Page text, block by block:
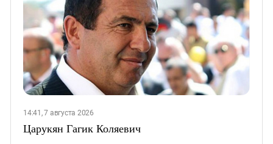
14:41, 7 августа 2026
Царукян Гагик Коляевич